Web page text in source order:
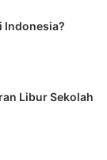
Indonesia?
Libur Sekolah